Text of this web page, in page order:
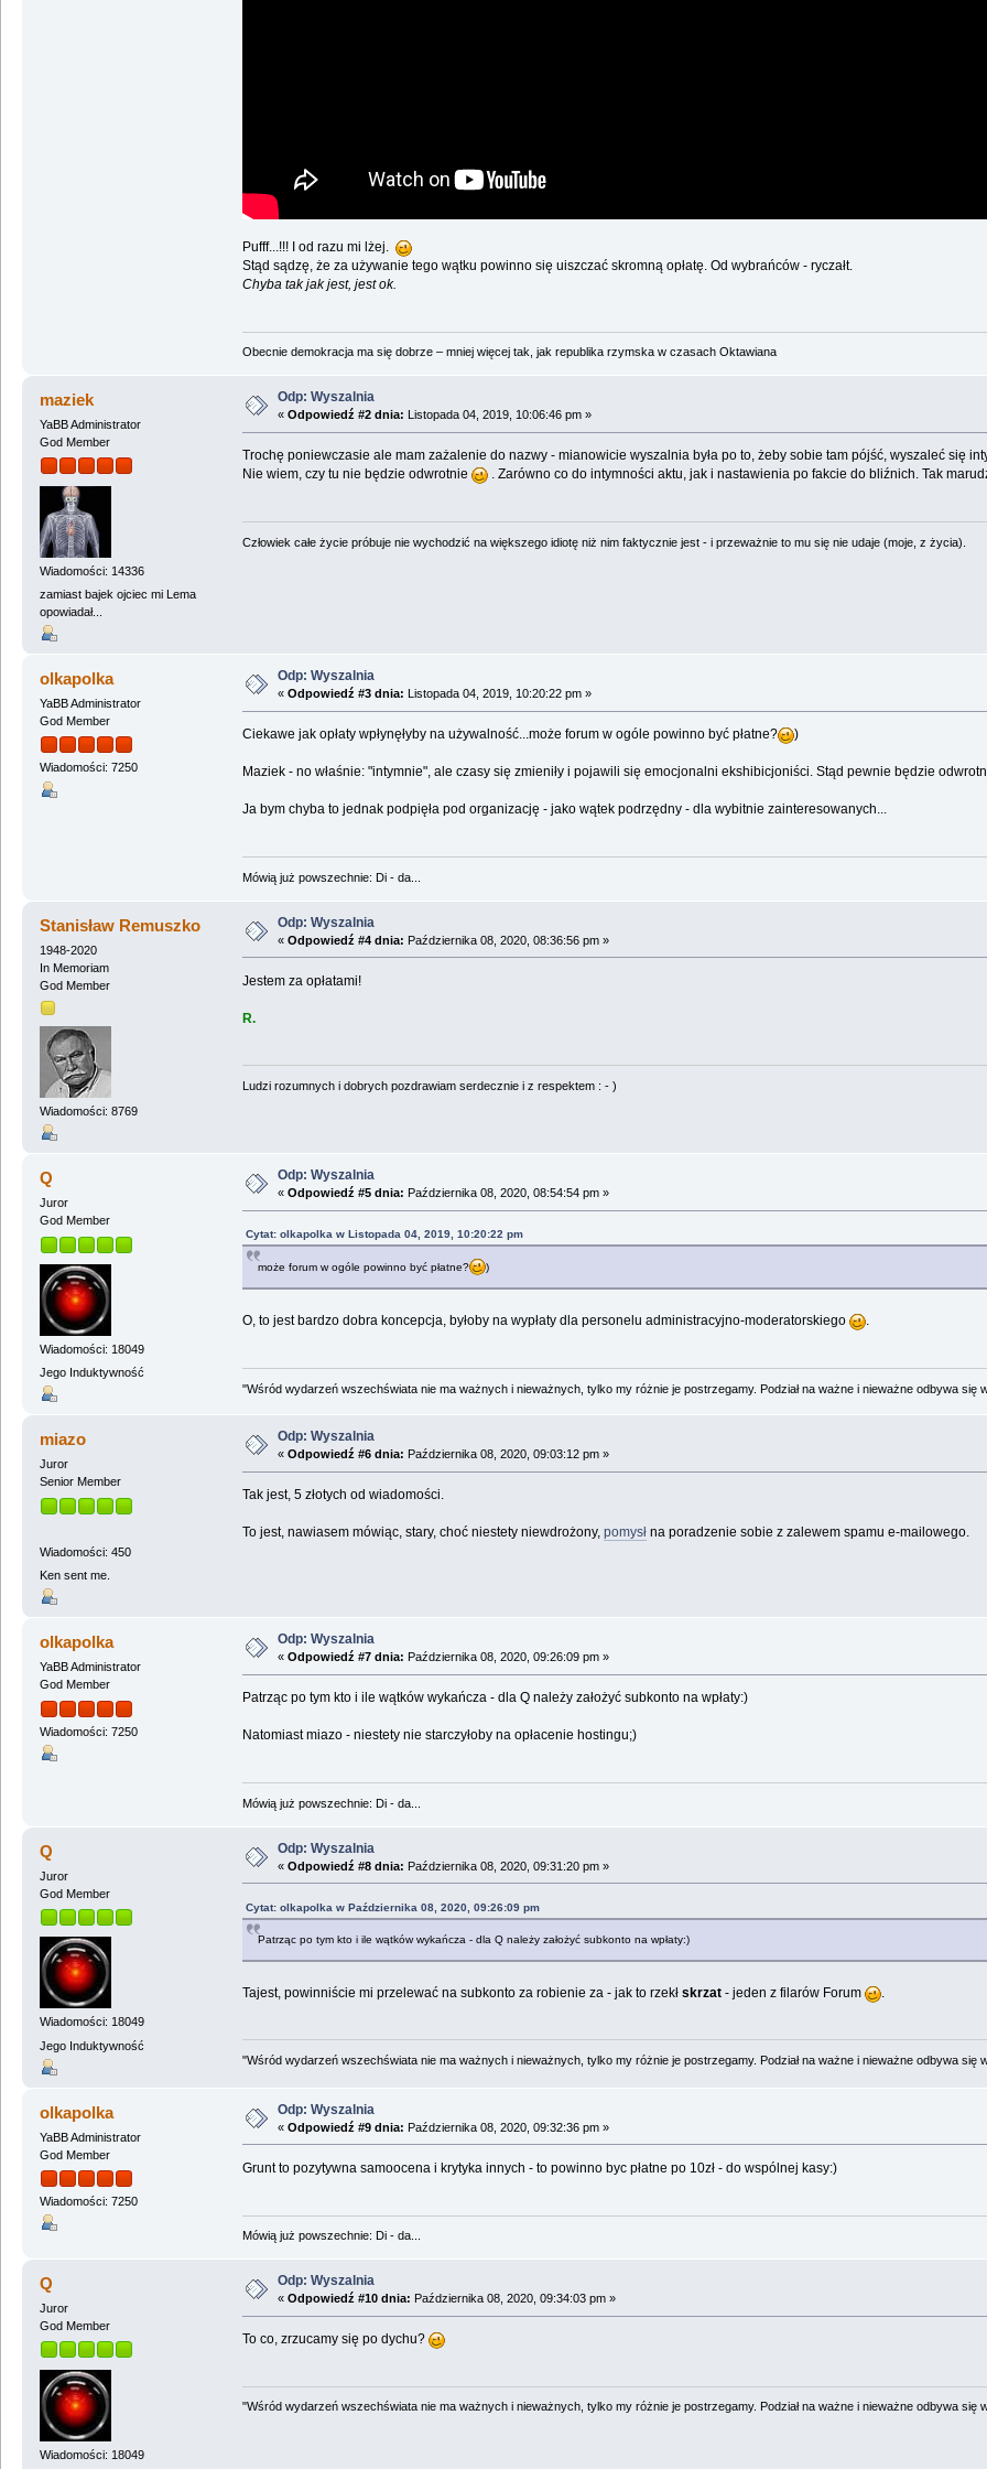
Pufff...!!! I od razu mi lżej.
Stąd sądzę, że za używanie tego wątku powinno się uiszczać skromną opłatę. Od wybrańców - ryczałt.
Chyba tak jak jest, jest ok.
Obecnie demokracja ma się dobrze – mniej więcej tak, jak republika rzymska w czasach Oktawiana
maziek
YaBB Administrator
God Member
Wiadomości: 14336
zamiast bajek ojciec mi Lema
opowiadał...
Odp: Wyszalnia
« Odpowiedź #2 dnia: Listopada 04, 2019, 10:06:46 pm »
Trochę poniewczasie ale mam zażalenie do nazwy - mianowicie wyszalnia była po to, żeby sobie tam pójść, wyszaleć się
Nie wiem, czy tu nie będzie odwrotnie
. Zarówno co do intymności aktu, jak i nastawienia po fakcie do bliźnich. Tak
Człowiek całe życie próbuje nie wychodzić na większego idiotę niż nim faktycznie jest - i przeważnie to mu się nie udaje (moje, z życia).
olkapolka
YaBB Administrator
God Member
Wiadomości: 7250
Odp: Wyszalnia
« Odpowiedź #3 dnia: Listopada 04, 2019, 10:20:22 pm »
Ciekawe jak opłaty wpłynęłyby na używalność...może forum w ogóle powinno być płatne? )
Maziek - no właśnie: "intymnie", ale czasy się zmieniły i pojawili się emocjonalni ekshibicjoniści. Stąd pewnie będzie
Ja bym chyba to jednak podpięła pod organizację - jako wątek podrzędny - dla wybitnie zainteresowanych...
Mówią już powszechnie: Di - da...
Stanisław Remuszko
1948-2020
In Memoriam
God Member
Wiadomości: 8769
Odp: Wyszalnia
« Odpowiedź #4 dnia: Października 08, 2020, 08:36:56 pm »
Jestem za opłatami!
R.
Ludzi rozumnych i dobrych pozdrawiam serdecznie i z respektem : - )
Q
Juror
God Member
Wiadomości: 18049
Jego Induktywność
Odp: Wyszalnia
« Odpowiedź #5 dnia: Października 08, 2020, 08:54:54 pm »
Cytat: olkapolka w Listopada 04, 2019, 10:20:22 pm
może forum w ogóle powinno być płatne? )
O, to jest bardzo dobra koncepcja, byłoby na wypłaty dla personelu administracyjno-moderatorskiego .
"Wśród wydarzeń wszechświata nie ma ważnych i nieważnych, tylko my różnie je postrzegamy. Podział na ważne i nieważne odbywa się
miazo
Juror
Senior Member
Wiadomości: 450
Ken sent me.
Odp: Wyszalnia
« Odpowiedź #6 dnia: Października 08, 2020, 09:03:12 pm »
Tak jest, 5 złotych od wiadomości.
To jest, nawiasem mówiąc, stary, choć niestety niewdrożony, pomysłna poradzenie sobie z zalewem spamu e-mailowego.
olkapolka
YaBB Administrator
God Member
Wiadomości: 7250
Odp: Wyszalnia
« Odpowiedź #7 dnia: Października 08, 2020, 09:26:09 pm »
Patrząc po tym kto i ile wątków wykańcza - dla Q należy założyć subkonto na wpłaty:)
Natomiast miazo - niestety nie starczyłoby na opłacenie hostingu;)
Mówią już powszechnie: Di - da...
Q
Juror
God Member
Wiadomości: 18049
Jego Induktywność
Odp: Wyszalnia
« Odpowiedź #8 dnia: Października 08, 2020, 09:31:20 pm »
Cytat: olkapolka w Października 08, 2020, 09:26:09 pm
Patrząc po tym kto i ile wątków wykańcza - dla Q należy założyć subkonto na wpłaty:)
Tajest, powinniście mi przelewać na subkonto za robienie za - jak to rzekł skrzat- jeden z filarów Forum .
"Wśród wydarzeń wszechświata nie ma ważnych i nieważnych, tylko my różnie je postrzegamy. Podział na ważne i nieważne odbywa się
olkapolka
YaBB Administrator
God Member
Wiadomości: 7250
Odp: Wyszalnia
« Odpowiedź #9 dnia: Października 08, 2020, 09:32:36 pm »
Grunt to pozytywna samoocena i krytyka innych - to powinno byc płatne po 10zł - do wspólnej kasy:)
Mówią już powszechnie: Di - da...
Q
Juror
God Member
Wiadomości: 18049
Odp: Wyszalnia
« Odpowiedź #10 dnia: Października 08, 2020, 09:34:03 pm »
To co, zrzucamy się po dychu?
"Wśród wydarzeń wszechświata nie ma ważnych i nieważnych, tylko my różnie je postrzegamy. Podział na ważne i nieważne odbywa się